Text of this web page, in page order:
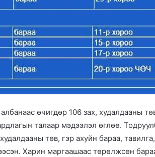
өчигдөр 106 зах, худалдааны
талаар мэдээлэл өглөө.
төв, гэр ахуйн бараа,
Харин маргаашаас төрөлжсөн